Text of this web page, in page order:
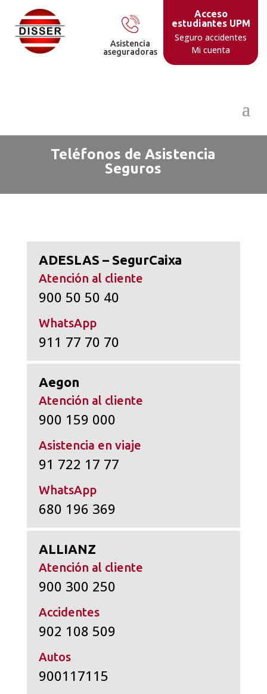
Asistencia
aseguradoras
Acceso
estudiantes UPM
Seguro accidentes
Mi cuenta
Teléfonos de Asistencia
Seguros
ADESLAS – SegurCaixa
Atención al cliente
900 50 50 40
WhatsApp
911 77 70 70
Aegon
Atención al cliente
900 159 000
Asistencia en viaje
91 722 17 77
WhatsApp
680 196 369
ALLIANZ
Atención al cliente
900 300 250
Accidentes
902 108 509
Autos
900117115